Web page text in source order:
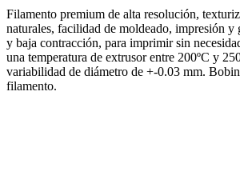
Filamento premium de alta resolución,
naturales, facilidad de moldeado, impresión y
y baja contracción, para imprimir sin
una temperatura de extrusor entre 200ºC y
variabilidad de diámetro de +-0.03 mm.
filamento.